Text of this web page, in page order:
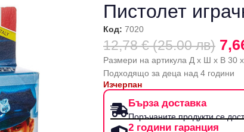
Пистолет
Код: 7020
12,78 € (25.00 лв)
Размери на артикула Д x Ш x В 30
Подходящо за деца над 4 години
Изчерпан
Бърза доставка
Поръчаните продукти се
2 години гаранция